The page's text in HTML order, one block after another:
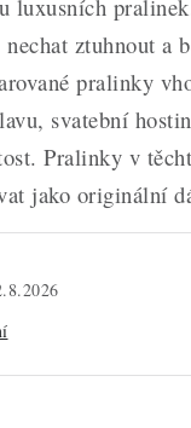
luxusních
ztuhnout a
pralinky
svatební
Pralinky v
jako originální